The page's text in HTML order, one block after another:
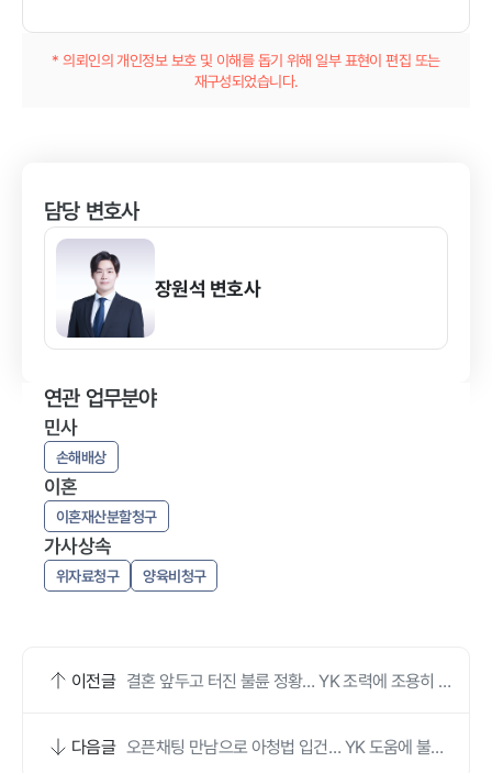
* 의뢰인의 개인정보 보호 및 이해를 돕기 위해 일부 표현이 편집 또는
재구성되었습니다.
담당 변호사
장원석 변호사
연관 업무분야
민사
손해배상
이혼
이혼재산분할청구
가사상속
위자료청구 양육비청구
이전글 결혼 앞두고 터진 불륜 정황… YK 조력에 조용히 합
다음글 오픈채팅 만남으로 아청법 입건… YK 도움에 불송